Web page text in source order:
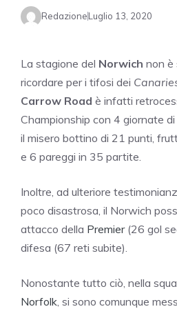
RedazioneLuglio 13, 2020
La stagione del Norwich non
ricordare per i tifosi dei
Carrow Road è infatti
Championship con 4 giornate
il misero bottino di 21 punti,
e 6 pareggi in 35 partite.
Inoltre, ad ulteriore
poco disastrosa, il Norwich
attacco della Premier(26 gol
difesa (67 reti subite).
Nonostante tutto ciò, nella
Norfolk , si sono comunque